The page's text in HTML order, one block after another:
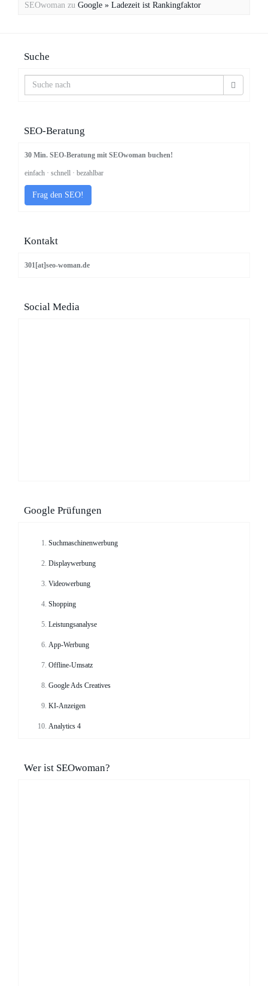
SEOwoman zu Google » Ladezeit ist Rankingfaktor
Suche
SEO-Beratung
30 Min. SEO-Beratung mit SEOwoman buchen!
einfach · schnell · bezahlbar
Frag den SEO!
Kontakt
301[at]seo-woman.de
Social Media
Google Prüfungen
Suchmaschinenwerbung
Displaywerbung
Videowerbung
Shopping
Leistungsanalyse
App-Werbung
Offline-Umsatz
Google Ads Creatives
KI-Anzeigen
Analytics 4
Wer ist SEOwoman?